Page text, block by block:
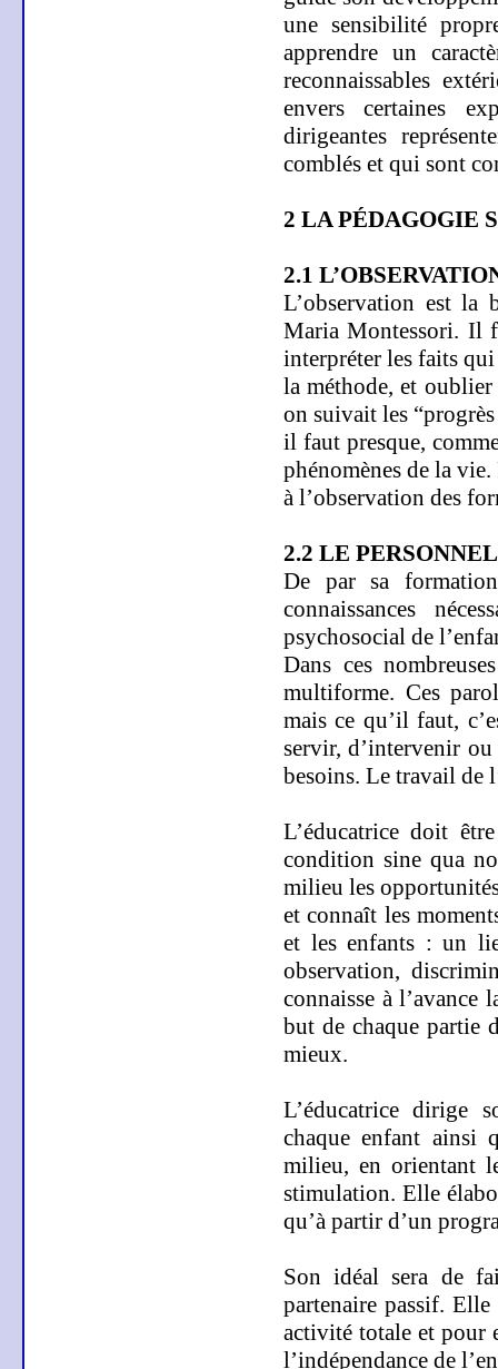
une sensibilité
apprendre un
reconnaissables
envers certaines
dirigeantes
comblés et qui sont
2 LA PÉDAGOGIE
2.1
L’observation est la
Maria Montessori. Il
interpréter les faits
la méthode, et oublier
on suivait les
il faut presque,
phénomènes dela vie.
à l’observation des
2.2 LE
De par sa
connaissances
psychosocial de
Dans ces
multiforme. Ces
mais ce qu’il faut,
servir, d’intervenir ou
besoins. Le travail de
L’éducatrice doit
condition sine qua
milieu les
et connaît les
et les enfants : un
observation,
connaisse à
but de chaque partie
mieux.
L’éducatrice dirige
chaque enfant ainsi
milieu, en orientant
stimulation. Elle
qu’à partir d’un
Son idéal sera de
partenaire passif.
activité totale et pour
l’indépendance de